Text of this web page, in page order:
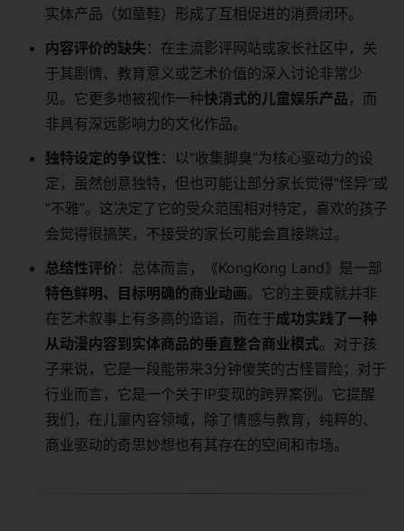
实体产品（如童鞋）形成了互相促进的消费闭环。
内容评价的缺失 ：在主流影评网站或家长社区中，关
于其剧情、教育意义或艺术价值的深入讨论非常少
见。它更多地被视作一种快消式的儿童娱乐产品 ，而
非具有深远影响力的文化作品。
独特设定的争议性 ：以“收集脚臭”为核心驱动力的设
定，虽然创意独特，但也可能让部分家长觉得“怪异”或
“不雅”。这决定了它的受众范围相对特定，喜欢的孩子
会觉得很搞笑，不接受的家长可能会直接跳过。
总结性评价 ：总体而言，《KongKong Land》是一部
特色鲜明、目标明确的商业动画。它的主要成就并非
在艺术叙事上有多高的造诣，而在于成功实践了一种
从动漫内容到实体商品的垂直整合商业模式。对于孩
子来说，它是一段能带来3分钟傻笑的古怪冒险；对于
行业而言，它是一个关于IP变现的跨界案例。它提醒
我们，在儿童内容领域，除了情感与教育，纯粹的、
商业驱动的奇思妙想也有其存在的空间和市场。